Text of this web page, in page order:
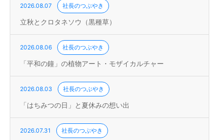
2026.08.07 社長のつぶやき
立秋とクロタネソウ（黒種草）
2026.08.06 社長のつぶやき
「平和の鐘」の植物アート・モザイカルチャー
2026.08.03 社長のつぶやき
「はちみつの日」と夏休みの想い出
2026.07.31 社長のつぶやき